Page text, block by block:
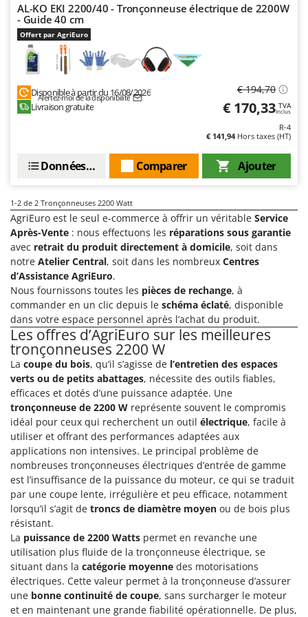
Groupes électrogènes
Gyrobroyeurs à lame pour tracteur
Haches - Cognées et Hachettes
Hachoirs à viande
Herses à Dents
Lames à neige
Lave-vitres
Lieuses électriques pour vignes
M
Machines à pâtes
Machines pour la transformation des fruits
Machines sous vide
Motobineuses
Motoculteurs
Motofaucheuses
Motopompes pour irrigation
Moulins à céréales électriques
Moulins à farine
N
Nettoyeurs et Balais à vapeur
Nettoyeurs haute pression
Nettoyeurs tapis, moquettes et tapisseries
P
Peignes vibreurs et Secoueurs à olives
Pelles rétros pour tracteur
E
EcoFlow
Edilmark
Effeuno
Einhell
Elegen
Enotecnica Pillan
EuroMech
Eurosystems
F
FAC
Fama Industrie
Famag
Famur
FARMER
FBC
Ferrari Group
Ferroni
Ferrua
FIAC
FIEM
Fimar
FINI
Fiorentini
Fiskars
Flymo
Fontana Forni
Forest Master
AL-KO EKI 2200/40 - Tronçonneuse électrique de 2200W
- Guide 40 cm
Offert par AgriEuro
Disponible à partir du 16/08/2026
Alertez-moi de la disponibilité
Livraison gratuite
€ 194,70
€ 170,33 TVA
Inclus
R-4
€ 141,94Hors taxes (HT)
Ajouter
Comparer
Données techniques
1-2 de 2 Tronçonneuses 2200 Watt
AgriEuro est le seul e-commerce à offrir un véritable Service
Après-Vente : nous effectuons les réparations sous garantie
avec retrait du produit directement à domicile, soit dans
notre Atelier Central, soit dans les nombreux Centres
d’Assistance AgriEuro.
Nous fournissons toutes les pièces de rechange, à
commander en un clic depuis le schéma éclaté, disponible
dans votre espace personnel après l’achat du produit.
Les offres d’AgriEuro sur les meilleures
tronçonneuses 2200 W
La coupe du bois, qu’il s’agisse de l’entretien des espaces
verts ou de petits abattages, nécessite des outils fiables,
efficaces et dotés d’une puissance adaptée. Une
tronçonneuse de 2200 W représente souvent le compromis
idéal pour ceux qui recherchent un outil électrique, facile à
utiliser et offrant des performances adaptées aux
applications non intensives. Le principal problème de
nombreuses tronçonneuses électriques d’entrée de gamme
est l’insuffisance de la puissance du moteur, ce qui se traduit
par une coupe lente, irrégulière et peu efficace, notamment
lorsqu’il s’agit de troncs de diamètre moyen ou de bois plus
résistant.
La puissance de 2200 Watts permet en revanche une
utilisation plus fluide de la tronçonneuse électrique, se
situant dans la catégorie moyenne des motorisations
électriques. Cette valeur permet à la tronçonneuse d’assurer
une bonne continuité de coupe, sans surcharger le moteur
et en maintenant une grande fiabilité opérationnelle. De plus,